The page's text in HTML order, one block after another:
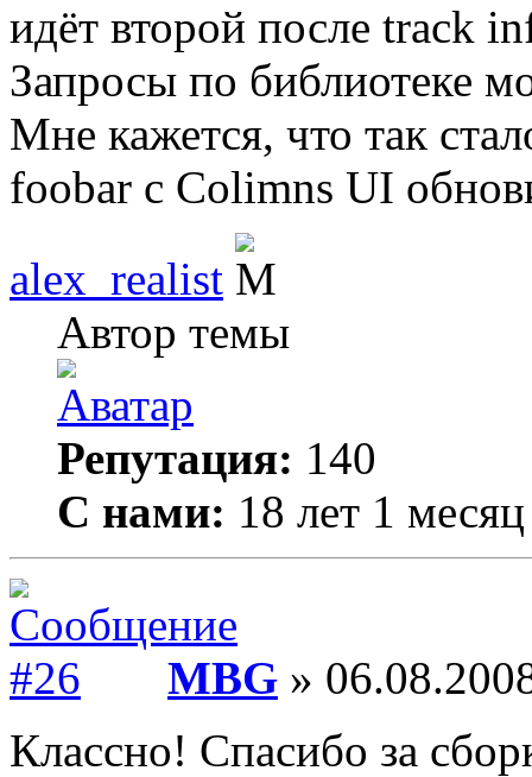
идёт второй после track
Запросы по библиотеке
Мне кажется, что так
foobar с Colimns UI
alex_realist
Автор темы
Репутация: 140
С нами: 18 лет 1 месяц
MBG »
Классно! Спасибо за